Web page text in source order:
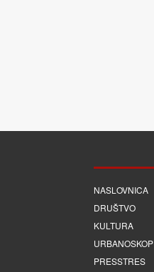
NASLOVNICA
DRUŠTVO
KULTURA
URBANOSKOP
PRESSTRES